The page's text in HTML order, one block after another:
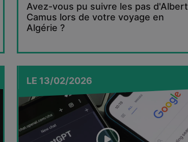
Avez-vous pu suivre les pas d'Albert
Camus lors de votre voyage en
Algérie ?
LE 13/02/2026